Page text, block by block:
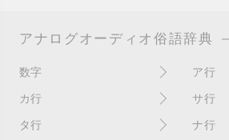
アナログオーディオ俗語辞典
数字
10インチ
4チャンネル
ア行
赤盤
カ行
書き込み
サ行
サイン
タ行 ナ行